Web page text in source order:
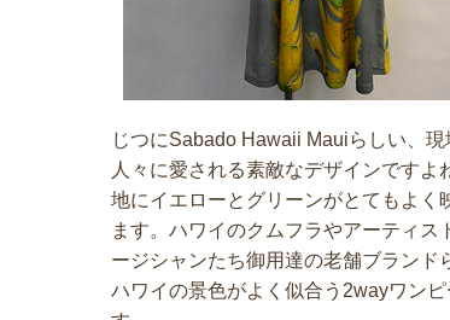
じつにSabado Hawaii Mauiらしい、現
人々に愛される素敵なデザインですよ
地にイエローとグリーンがとてもよく
ます。ハワイのクムフラやアーティス
ージシャンたち御用達の老舗ブランド
ハワイの景色がよく似合う2wayワン